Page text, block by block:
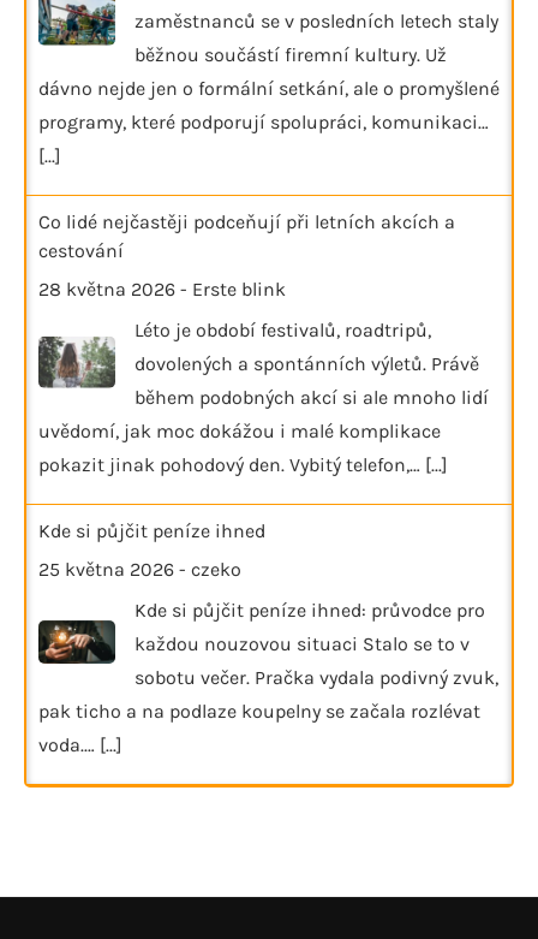
zaměstnanců se v posledních letech staly
běžnou součástí firemní kultury. Už
dávno nejde jen o formální setkání, ale o promyšlené
programy, které podporují spolupráci, komunikaci…
[...]
Co lidé nejčastěji podceňují při letních akcích a
cestování
28 května 2026 - Erste blink
Léto je období festivalů, roadtripů,
dovolených a spontánních výletů. Právě
během podobných akcí si ale mnoho lidí
uvědomí, jak moc dokážou i malé komplikace
pokazit jinak pohodový den. Vybitý telefon,… [...]
Kde si půjčit peníze ihned
25 května 2026 - czeko
Kde si půjčit peníze ihned: průvodce pro
každou nouzovou situaci Stalo se to v
sobotu večer. Pračka vydala podivný zvuk,
pak ticho a na podlaze koupelny se začala rozlévat
voda.… [...]